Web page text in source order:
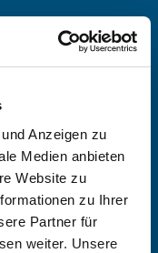
Anzeigen zu
Medien anbieten
Website zu
zu Ihrer
Partner für
weiter. Unsere